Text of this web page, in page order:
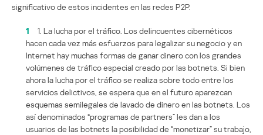
significativo de estos incidentes en las redes P2P.
1
1. La lucha por el tráfico. Los delincuentes cibernéticos
hacen cada vez más esfuerzos para legalizar su negocio y en
Internet hay muchas formas de ganar dinero con los grandes
volúmenes de tráfico especial creado por las botnets. Si bien
ahora la lucha por el tráfico se realiza sobre todo entre los
servicios delictivos, se espera que en el futuro aparezcan
esquemas semilegales de lavado de dinero en las botnets. Los
así denominados “programas de partners” les dan a los
usuarios de las botnets la posibilidad de “monetizar” su trabajo,